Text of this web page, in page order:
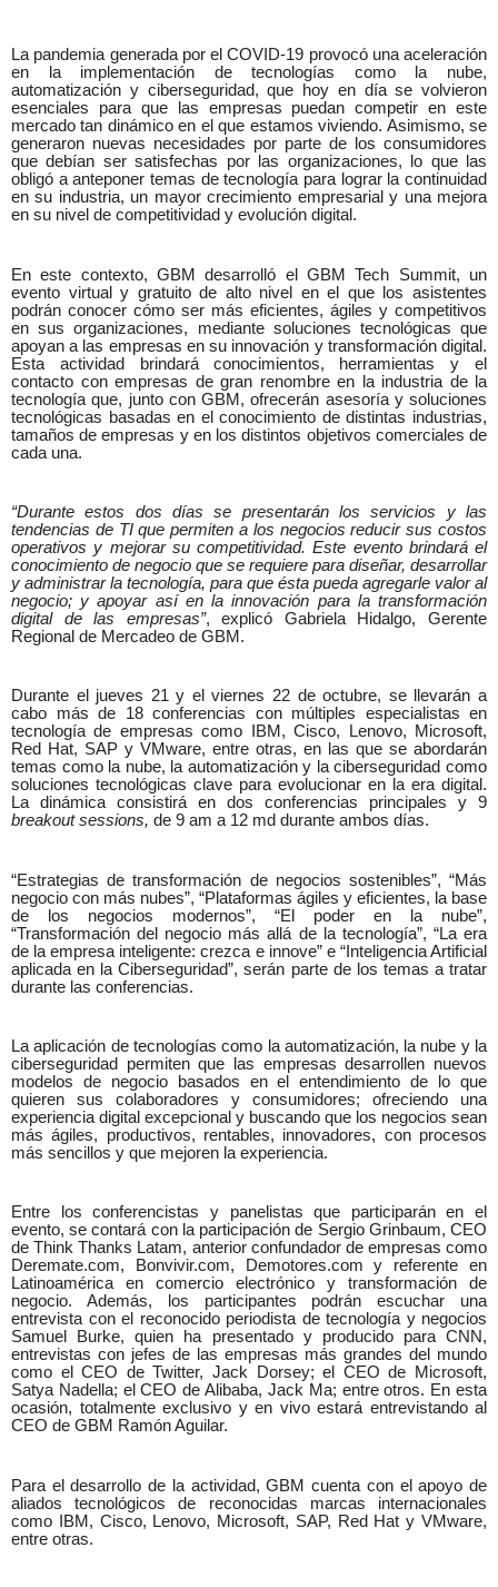
La pandemia generada por el COVID-19 provocó una aceleración
en la implementación de tecnologías como la nube,
automatización y ciberseguridad, que hoy en día se volvieron
esenciales para que las empresas puedan competir en este
mercado tan dinámico en el que estamos viviendo. Asimismo, se
generaron nuevas necesidades por parte de los consumidores
que debían ser satisfechas por las organizaciones, lo que las
obligó a anteponer temas de tecnología para lograr la continuidad
en su industria, un mayor crecimiento empresarial y una mejora
en su nivel de competitividad y evolución digital.
En este contexto, GBM desarrolló el GBM Tech Summit, un
evento virtual y gratuito de alto nivel en el que
los asistentes
podrán conocer cómo ser más eficientes, ágiles y competitivos
en sus organizaciones, mediante soluciones tecnológicas que
apoyan a las empresas en su innovación y transformación digital.
Esta actividad brindará conocimientos, herramientas y el
contacto con empresas de gran renombre en la industria de la
tecnología que, junto con GBM, ofrecerán asesoría y soluciones
tecnológicas basadas en el conocimiento de distintas industrias,
tamaños de empresas y en los distintos objetivos comerciales de
cada una.
“Durante estos dos días se presentarán los servicios y las
tendencias de TI que permiten a los negocios reducir sus costos
operativos y mejorar su competitividad. Este evento brindará el
conocimiento de negocio que se requiere para diseñar, desarrollar
y administrar la tecnología, para que ésta pueda agregarle valor al
negocio; y apoyar así en la innovación para la transformación
digital de las empresas”, explicó Gabriela Hidalgo, Gerente
Regional de Mercadeo de GBM.
Durante el jueves 21 y el viernes 22 de octubre, se llevarán a
cabo más de 18 conferencias con múltiples especialistas en
tecnología de empresas como IBM, Cisco, Lenovo, Microsoft,
Red Hat, SAP y VMware, entre otras, en las que se abordarán
temas como la nube, la automatización y la ciberseguridad como
soluciones tecnológicas clave para evolucionar en la era digital.
La dinámica consistirá en dos conferencias principales y 9
breakout sessions, de 9 am a 12 md durante ambos días.
“Estrategias de transformación de negocios sostenibles”, “Más
negocio con más nubes”, “Plataformas ágiles y eficientes, la base
de los negocios modernos”, “El poder en la nube”,
“Transformación del negocio más allá de la tecnología”, “La era
de la empresa inteligente: crezca e innove” e “Inteligencia Artificial
aplicada en la Ciberseguridad”, serán parte de los temas a tratar
durante las conferencias.
La aplicación de tecnologías como la automatización, la nube y la
ciberseguridad permiten que las empresas desarrollen nuevos
modelos de negocio basados en el entendimiento de lo que
quieren sus colaboradores y consumidores; ofreciendo una
experiencia digital excepcional y buscando que los negocios sean
más ágiles, productivos, rentables, innovadores, con procesos
más sencillos y que mejoren la experiencia.
Entre los conferencistas y panelistas que participarán en el
evento, se contará con la participación de Sergio Grinbaum, CEO
de Think Thanks Latam, anterior confundador de empresas como
Deremate.com, Bonvivir.com, Demotores.com y referente en
Latinoamérica en comercio electrónico y transformación de
negocio. Además, los participantes podrán escuchar una
entrevista con el reconocido periodista de tecnología y negocios
Samuel Burke, quien ha presentado y producido para CNN,
entrevistas con jefes de las empresas más grandes del mundo
como el CEO de Twitter, Jack Dorsey; el CEO de Microsoft,
Satya Nadella; el CEO de Alibaba, Jack Ma; entre otros. En esta
ocasión, totalmente exclusivo y en vivo estará entrevistando al
CEO de GBM Ramón Aguilar.
Para el desarrollo de la actividad, GBM cuenta con el apoyo de
aliados tecnológicos de reconocidas marcas internacionales
como IBM, Cisco, Lenovo, Microsoft, SAP, Red Hat y VMware,
entre otras.